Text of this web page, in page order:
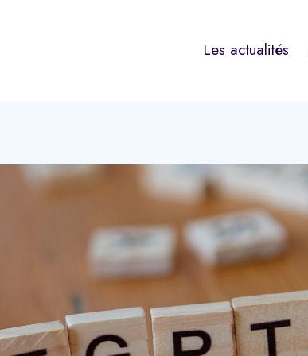
Les actualités